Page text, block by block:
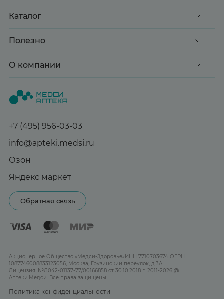
Каталог
Акции
Здоровье
Медицинские товары
Мама и малыш
Тревога и стресс
Здоровый сон
Женская гигиена
Бренды
Полезно
Доставка и оплата
Статьи и новости
Справочник болезней
Гарантии
Сотрудничество
Реклама на сайте
Карта сайта
О компании
Все аптеки
Отзывы
Лицензия
+7 (495) 956-03-03
info@apteki.medsi.ru
Озон
Яндекс маркет
Обратная связь
Акционерное Общество «Медси-Здоровье»ИНН 7710703674 ОГРН
1087746008833123056, Москва, Грузинский переулок, д.3А
Лицензия: №Л042-01137-77/00166858 от 30.10.2018 г. 2011-2026 @
Аптеки.Медси. Все права защищены
Политика конфиденциальности